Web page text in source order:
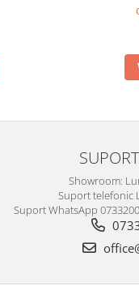
Showroom:
Suport telefonic
Suport WhatsApp